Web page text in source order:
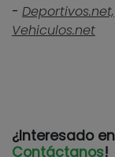
- Deportivos.net,
Vehiculos.net
¿Interesado
Contáctanos!